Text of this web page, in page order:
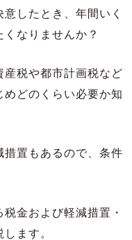
したとき、年間いく
なりませんか？
産税や都市計画税など
どのくらい必要か知
措置もあるので、条件
金および軽減措置・
ます。